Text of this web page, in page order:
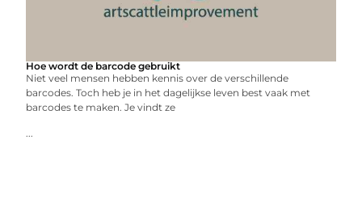
Hoe wordt de barcode gebruikt
Niet veel mensen hebben kennis over de verschillende
barcodes. Toch heb je in het dagelijkse leven best vaak met
barcodes te maken. Je vindt ze
...